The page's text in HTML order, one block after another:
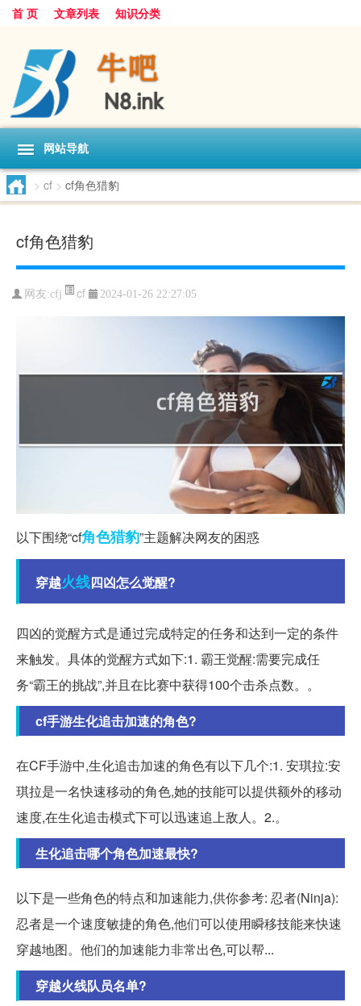
首 页 文章列表 知识分类
网站导航
> cf > cf角色猎豹
cf角色猎豹
网友:cfj cf 2024-01-26 22:27:05
以下围绕“cf角色猎豹”主题解决网友的困惑
穿越火线四凶怎么觉醒?
四凶的觉醒方式是通过完成特定的任务和达到一定的条件
来触发。具体的觉醒方式如下:1. 霸王觉醒:需要完成任
务“霸王的挑战”,并且在比赛中获得100个击杀点数。。
cf手游生化追击加速的角色?
在CF手游中,生化追击加速的角色有以下几个:1. 安琪拉:安
琪拉是一名快速移动的角色,她的技能可以提供额外的移动
速度,在生化追击模式下可以迅速追上敌人。2.。
生化追击哪个角色加速最快?
以下是一些角色的特点和加速能力,供你参考: 忍者(Ninja):
忍者是一个速度敏捷的角色,他们可以使用瞬移技能来快速
穿越地图。他们的加速能力非常出色,可以帮...
穿越火线队员名单?